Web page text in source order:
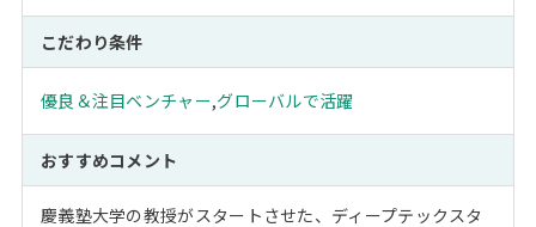
こだわり条件
優良＆注目ベンチャー,グローバルで活躍
おすすめコメント
慶義塾大学の教授がスタートさせた、ディープテックスタ